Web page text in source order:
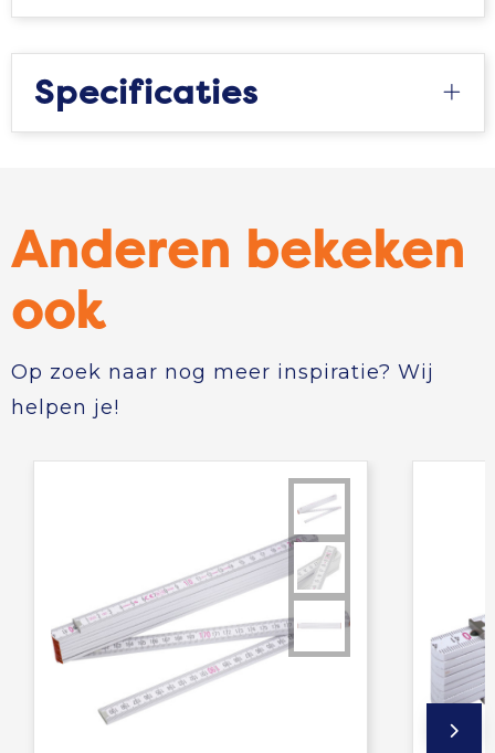
Specificaties
Anderen bekeken
ook
Op zoek naar nog meer inspiratie? Wij
helpen je!